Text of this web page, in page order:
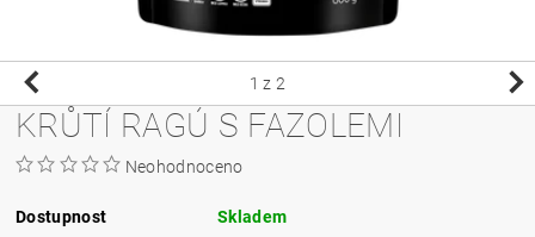
1 z 2
KRŮTÍ RAGÚ S FAZOLEMI
Neohodnoceno
Dostupnost
Skladem